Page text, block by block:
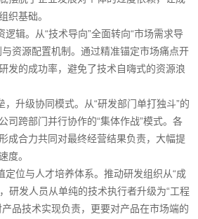
织基础。
辑。从“技术导向”全面转向“市场需求导
资源配置机制。通过精准锚定市场痛点开
发的成功率，避免了技术自嗨式的资源浪
升级协同模式。从“研发部门单打独斗”的
司跨部门并行协作的“集体作战”模式。各
成合力共同对最终经营结果负责，大幅提
度。
位与人才培养体系。推动研发组织从“成
研发人员从单纯的技术执行者升级为“工程
品技术实现负责，更要对产品在市场端的